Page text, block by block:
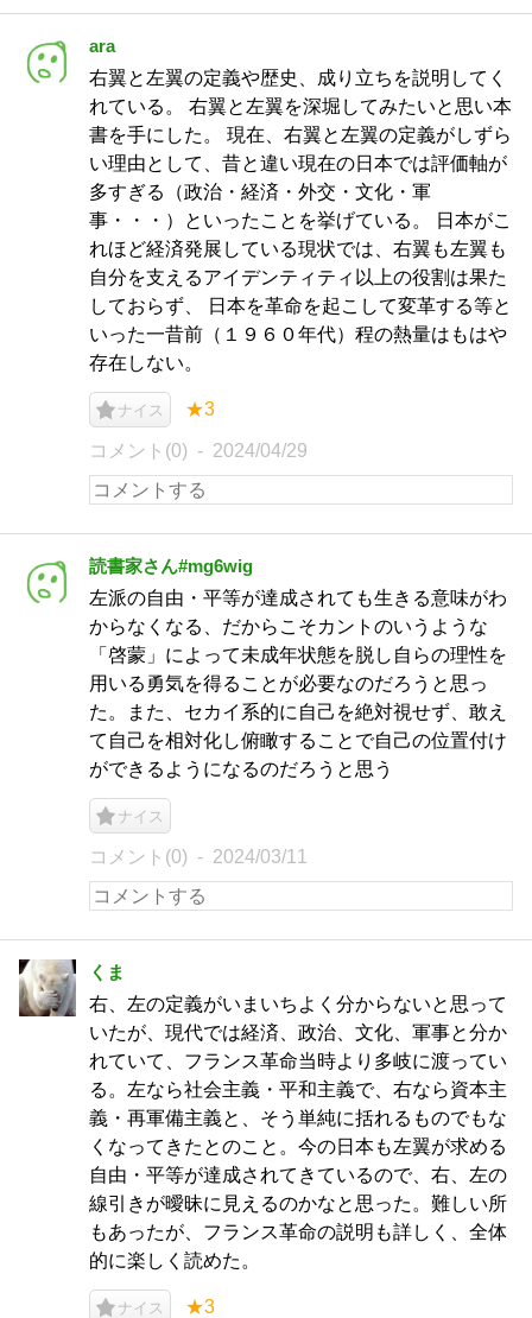
ara
右翼と左翼の定義や歴史、成り立ちを説明してく
れている。 右翼と左翼を深堀してみたいと思い本
書を手にした。 現在、右翼と左翼の定義がしずら
い理由として、昔と違い現在の日本では評価軸が
多すぎる（政治・経済・外交・文化・軍
事・・・）といったことを挙げている。 日本がこ
れほど経済発展している現状では、右翼も左翼も
自分を支えるアイデンティティ以上の役割は果た
しておらず、 日本を革命を起こして変革する等と
いった一昔前（１９６０年代）程の熱量はもはや
存在しない。
ナイス ★3
コメント(0) 2024/04/29
読書家さん#mg6wig
左派の自由・平等が達成されても生きる意味がわ
からなくなる、だからこそカントのいうような
「啓蒙」によって未成年状態を脱し自らの理性を
用いる勇気を得ることが必要なのだろうと思っ
た。また、セカイ系的に自己を絶対視せず、敢え
て自己を相対化し俯瞰することで自己の位置付け
ができるようになるのだろうと思う
ナイス
コメント(0) 2024/03/11
くま
右、左の定義がいまいちよく分からないと思って
いたが、現代では経済、政治、文化、軍事と分か
れていて、フランス革命当時より多岐に渡ってい
る。左なら社会主義・平和主義で、右なら資本主
義・再軍備主義と、そう単純に括れるものでもな
くなってきたとのこと。今の日本も左翼が求める
自由・平等が達成されてきているので、右、左の
線引きが曖昧に見えるのかなと思った。難しい所
もあったが、フランス革命の説明も詳しく、全体
的に楽しく読めた。
ナイス ★3